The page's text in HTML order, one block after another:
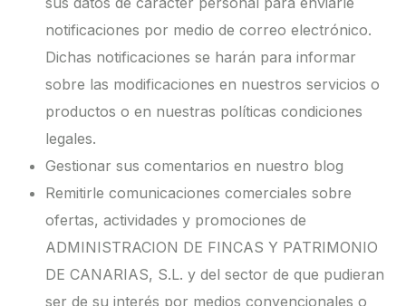
notificaciones por medio de correo electrónico.
Dichas notificaciones se harán para informar
sobre las modificaciones en nuestros servicios o
productos o en nuestras políticas condiciones
legales.
Gestionar sus comentarios en nuestro blog
Remitirle comunicaciones comerciales sobre
ofertas, actividades y promociones de
ADMINISTRACION DE FINCAS Y PATRIMONIO
DE CANARIAS, S.L. y del sector de que pudieran
ser de su interés por medios convencionales o